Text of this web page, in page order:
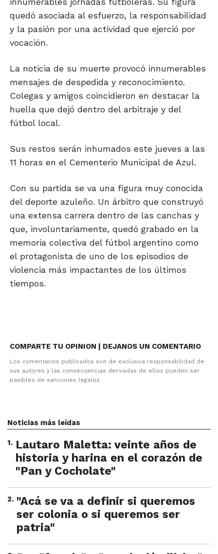
quedó asociada al esfuerzo, la responsabilidad
y la pasión por una actividad que ejerció por
vocación.
La noticia de su muerte provocó innumerables
mensajes de despedida y reconocimiento.
Colegas y amigos coincidieron en destacar la
huella que dejó dentro del arbitraje y del
fútbol local.
Sus restos serán inhumados este jueves a las
11 horas en el Cementerio Municipal de Azul.
Con su partida se va una figura muy conocida
del deporte azuleño. Un árbitro que construyó
una extensa carrera dentro de las canchas y
que, involuntariamente, quedó grabado en la
memoria colectiva del fútbol argentino como
el protagonista de uno de los episodios de
violencia más impactantes de los últimos
tiempos.
COMPARTE TU OPINION | DEJANOS UN COMENTARIO
Los comentarios publicados son de exclusiva responsabilidad de
sus autores y las consecuencias derivadas de ellos pueden ser
pasibles de sanciones legales.
Noticias más leídas
1. Lautaro Maletta: veinte años de
historia y harina en el corazón de
"Pan y Cocholate"
2. "Acá se va a definir si queremos
ser colonia o si queremos ser
patria"